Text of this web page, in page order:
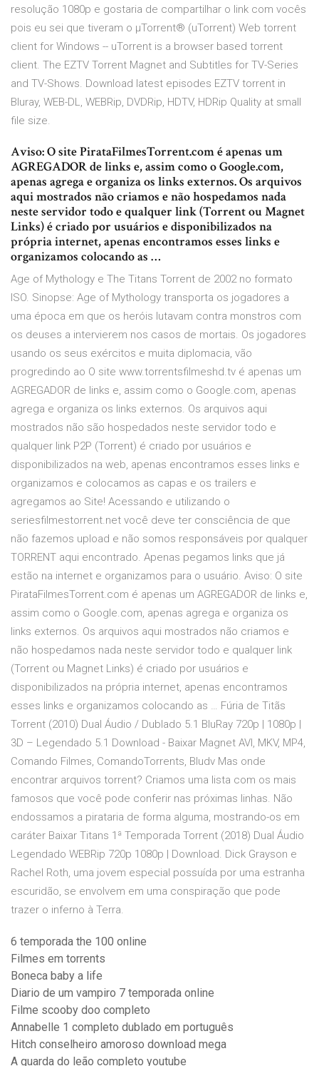
resolução 1080p e gostaria de compartilhar o link com vocês
pois eu sei que tiveram o µTorrent® (uTorrent) Web torrent
client for Windows -- uTorrent is a browser based torrent
client. The EZTV Torrent Magnet and Subtitles for TV-Series
and TV-Shows. Download latest episodes EZTV torrent in
Bluray, WEB-DL, WEBRip, DVDRip, HDTV, HDRip Quality at small
file size.
Aviso: O site PirataFilmesTorrent.com é apenas um
AGREGADOR de links e, assim como o Google.com,
apenas agrega e organiza os links externos. Os arquivos
aqui mostrados não criamos e não hospedamos nada
neste servidor todo e qualquer link (Torrent ou Magnet
Links) é criado por usuários e disponibilizados na
própria internet, apenas encontramos esses links e
organizamos colocando as …
Age of Mythology e The Titans Torrent de 2002 no formato
ISO. Sinopse: Age of Mythology transporta os jogadores a
uma época em que os heróis lutavam contra monstros com
os deuses a intervierem nos casos de mortais. Os jogadores
usando os seus exércitos e muita diplomacia, vão
progredindo ao O site www.torrentsfilmeshd.tv é apenas um
AGREGADOR de links e, assim como o Google.com, apenas
agrega e organiza os links externos. Os arquivos aqui
mostrados não são hospedados neste servidor todo e
qualquer link P2P (Torrent) é criado por usuários e
disponibilizados na web, apenas encontramos esses links e
organizamos e colocamos as capas e os trailers e
agregamos ao Site! Acessando e utilizando o
seriesfilmestorrent.net você deve ter consciência de que
não fazemos upload e não somos responsáveis por qualquer
TORRENT aqui encontrado. Apenas pegamos links que já
estão na internet e organizamos para o usuário. Aviso: O site
PirataFilmesTorrent.com é apenas um AGREGADOR de links e,
assim como o Google.com, apenas agrega e organiza os
links externos. Os arquivos aqui mostrados não criamos e
não hospedamos nada neste servidor todo e qualquer link
(Torrent ou Magnet Links) é criado por usuários e
disponibilizados na própria internet, apenas encontramos
esses links e organizamos colocando as … Fúria de Titãs
Torrent (2010) Dual Áudio / Dublado 5.1 BluRay 720p | 1080p |
3D – Legendado 5.1 Download - Baixar Magnet AVI, MKV, MP4,
Comando Filmes, ComandoTorrents, Bludv Mas onde
encontrar arquivos torrent? Criamos uma lista com os mais
famosos que você pode conferir nas próximas linhas. Não
endossamos a pirataria de forma alguma, mostrando-os em
caráter Baixar Titans 1ª Temporada Torrent (2018) Dual Áudio
Legendado WEBRip 720p 1080p | Download. Dick Grayson e
Rachel Roth, uma jovem especial possuída por uma estranha
escuridão, se envolvem em uma conspiração que pode
trazer o inferno à Terra.
6 temporada the 100 online
Filmes em torrents
Boneca baby a life
Diario de um vampiro 7 temporada online
Filme scooby doo completo
Annabelle 1 completo dublado em português
Hitch conselheiro amoroso download mega
A guarda do leão completo youtube